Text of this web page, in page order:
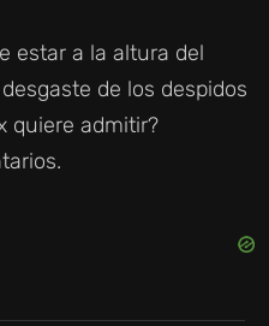
estar a la altura del
de los despidos
quiere admitir?